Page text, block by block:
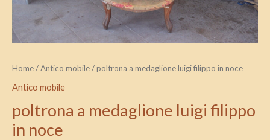
Home/Antico mobile/ poltrona a medaglione luigi filippo in noce
Antico mobile
poltrona a medaglione luigi filippo
in noce
quantità